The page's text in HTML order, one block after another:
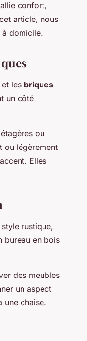
confort,
article, nous
à domicile.
et les briques
un côté
ou
ou légèrement
Elles
rustique,
bureau en bois
des meubles
un aspect
une chaise.